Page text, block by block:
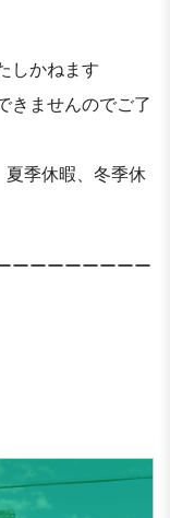
しかねます
きませんのでご了
季休暇、冬季休
ーーーーーーーー